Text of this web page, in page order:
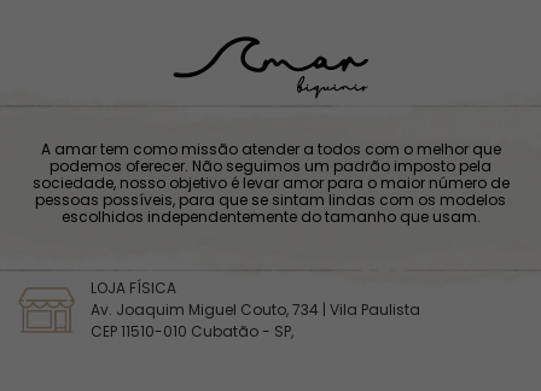
A amar tem como missão atender a todos com o melhor que
podemos oferecer. Não seguimos um padrão imposto pela
sociedade, nosso objetivo é levar amor para o maior número de
pessoas possíveis, para que se sintam lindas com os modelos
escolhidos independentemente do tamanho que usam.
LOJA FÍSICA
Av. Joaquim Miguel Couto, 734 | Vila Paulista
CEP 11510-010 Cubatão - SP,